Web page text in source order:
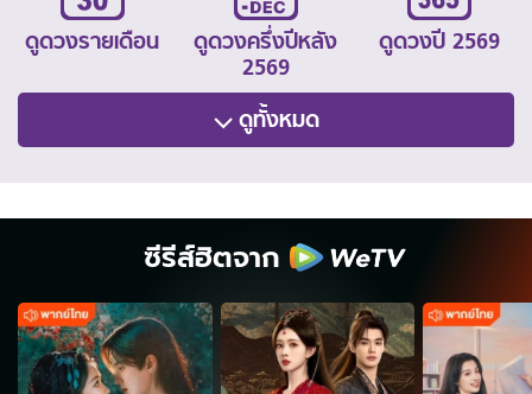
ดูดวงรายเดือน
ดูดวงครึ่งปีหลัง
2569
ดูดวงปี 2569
ดูทั้งหมด
ซีรีส์ฮิตจาก